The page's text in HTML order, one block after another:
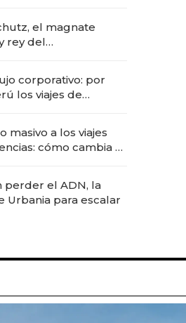
"fast premium"
el magnate
rey del
corporativo: por
los viajes de
masivo a los viajes
cómo cambia el
perder el ADN, la
Urbania para escalar